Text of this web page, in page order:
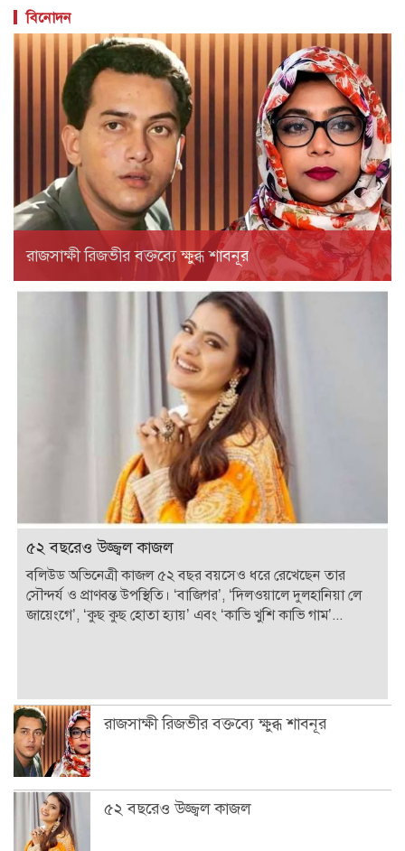
বিনোদন
রাজসাক্ষী রিজভীর বক্তব্যে ক্ষুব্ধ শাবনূর
৫২ বছরেও উজ্জ্বল কাজল
বলিউড অভিনেত্রী কাজল ৫২ বছর বয়সেও ধরে রেখেছেন তার
সৌন্দর্য ও প্রাণবন্ত উপস্থিতি। ‘বাজিগর’, ‘দিলওয়ালে দুলহানিয়া লে
জায়েংগে’, ‘কুছ কুছ হোতা হ্যায়’ এবং ‘কাভি খুশি কাভি গাম’...
রাজসাক্ষী রিজভীর বক্তব্যে ক্ষুব্ধ শাবনূর
৫২ বছরেও উজ্জ্বল কাজল